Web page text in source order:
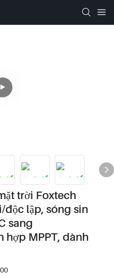
trời Foxtech
lập, sóng sin
sang
hợp MPPT, dành